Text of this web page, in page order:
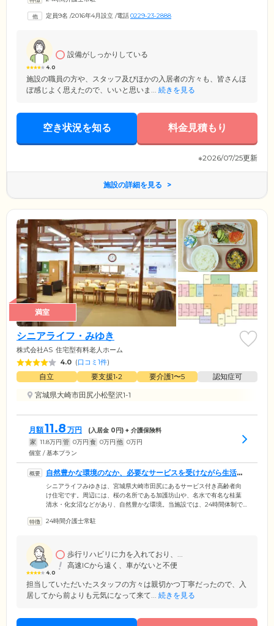
掘りごたつがある和室もご用意しており、くつろぎの空間をご提供して
定員9名 /2016年4月設立 /電話0229-23-2888
4.0
設備がしっかりしている
施設の職員の方や、スタッフ及びほかの入居者の方々も、皆さんほ
ぼ感じよく思えたので、いいと思いま... 続きを見る
空き状況を知る 料金見積もり
※2026/07/25更新
施設の詳細を見る
満室
シニアライフ・みゆき
株式会社AS 住宅型有料老人ホーム
4.0 (口コミ1件)
自立 要支援1•2 要介護1〜5
認知症可
宮城県大崎市田尻小松堅沢1-1
月額11.8 万円 (入居金 0円) + 介護保険料
家 11.8万円 管 0万円 食 0万円 他 0万円
個室 / 基本プラン
自然豊かな環境のなか、必要なサービスを受けながら生活で
きます
シニアライフみゆきは、宮城県大崎市田尻にあるサービス付き高齢者向
け住宅です。周辺には、桜の名所である加護坊山や、名水で有名な桂葉
清水・化女沼などがあり、自然豊かな環境。当施設では、24時間体制で
合わせたケアをご提供しています。急な体調不良やお困りごとにも適切
ついては、相談員が親身になってお話をおうかがいいたしますので、お
気軽にご相談ください。
24時間介護士常駐
4.0
歩行リハビリに力を入れており、...
高速ICから遠く、車がないと不便
担当していただいたスタッフの方々は親切かつ丁寧だったので、入
居してから前よりも元気になって来て... 続きを見る